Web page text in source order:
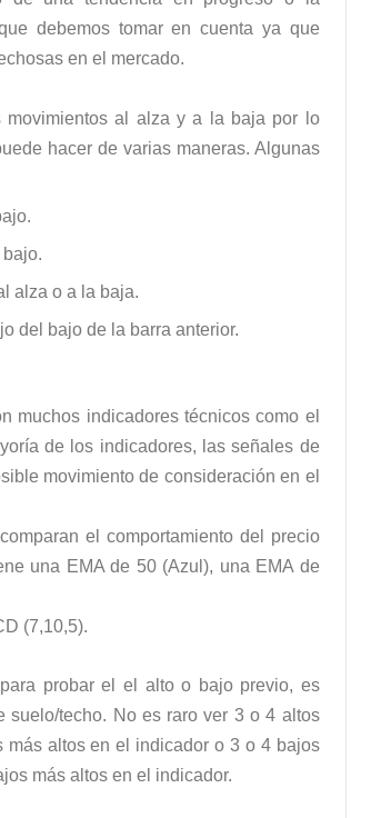
debemos tomar en cuenta ya que
en el mercado.
movimientos al alza y a la baja por lo
hacer de varias maneras. Algunas
alza o a la baja.
del bajo de la barra anterior.
muchos indicadores técnicos como el
de los indicadores, las señales de
movimiento de consideración en el
el comportamiento del precio
una EMA de 50 (Azul), una EMA de
(7,10,5).
probar el el alto o bajo previo, es
suelo/techo. No es raro ver 3 o 4 altos
altos en el indicador o 3 o 4 bajos
más altos en el indicador.